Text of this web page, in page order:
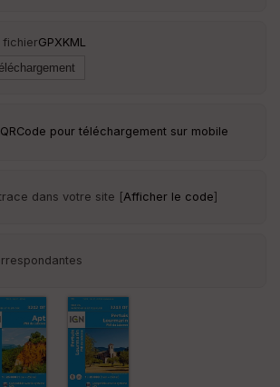
fichierGPXKML
pour téléchargement sur mobile
dans votre site [Afficher le code]